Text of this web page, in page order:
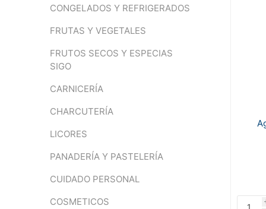
CONGELADOS Y REFRIGERADOS
FRUTAS Y VEGETALES
FRUTOS SECOS Y ESPECIAS
SIGO
CARNICERÍA
CHARCUTERÍA
LICORES
PANADERÍA Y PASTELERÍA
CUIDADO PERSONAL
COSMETICOS